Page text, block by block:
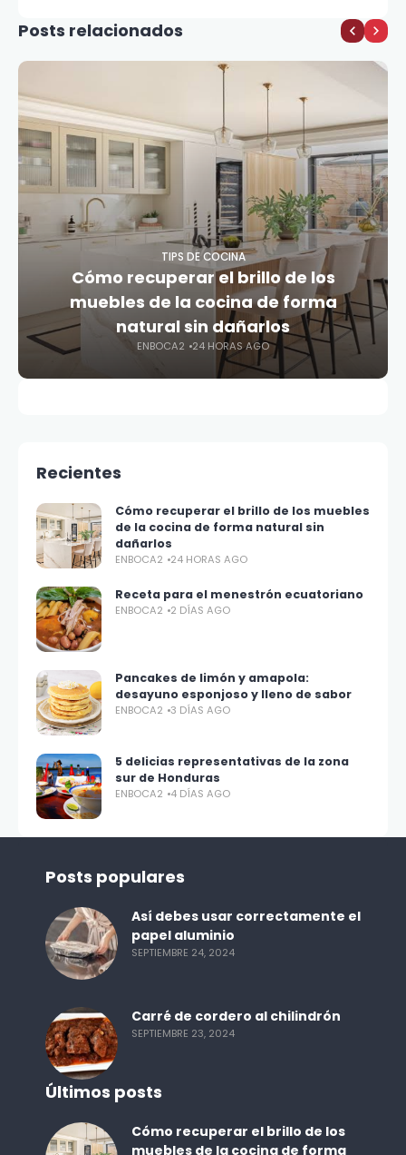
Posts relacionados
TIPS DE COCINA
Cómo recuperar el brillo de los
muebles de la cocina de forma
natural sin dañarlos
ENBOCA2 24 HORAS AGO
Recientes
Cómo recuperar el brillo de los muebles
de la cocina de forma natural sin
dañarlos
ENBOCA2 24 HORAS AGO
Receta para el menestrón ecuatoriano
ENBOCA2 2 DÍAS AGO
Pancakes de limón y amapola:
desayuno esponjoso y lleno de sabor
ENBOCA2 3 DÍAS AGO
5 delicias representativas de la zona
sur de Honduras
ENBOCA2 4 DÍAS AGO
Posts populares
Así debes usar correctamente el
papel aluminio
SEPTIEMBRE 24, 2024
Carré de cordero al chilindrón
SEPTIEMBRE 23, 2024
Últimos posts
Cómo recuperar el brillo de los
muebles de la cocina de forma